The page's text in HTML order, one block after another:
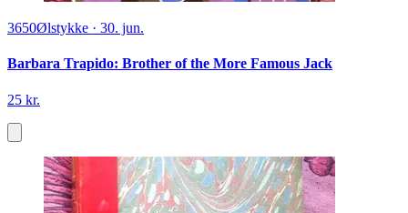
3650Ølstykke · 30. jun.
Barbara Trapido: Brother of the More Famous Jack
25 kr.